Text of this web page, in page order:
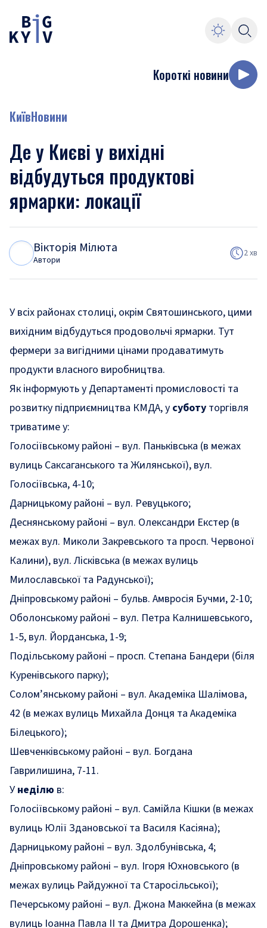
Короткі новини
КиївНовини
Де у Києві у вихідні
відбудуться продуктові
ярмарки: локації
Вікторія Мілюта
Автори
2 хв
У всіх районах столиці, окрім Святошинського, цими
вихідним відбудуться продовольчі ярмарки. Тут
фермери за вигідними цінами продаватимуть
продукти власного виробництва.
Як інформуютьу Департаменті промисловості та
розвитку підприємництва КМДА, у суботу торгівля
триватиме у:
Голосіївському районі – вул. Паньківська (в межах
вулиць Саксаганського та Жилянської), вул.
Голосіївська, 4-10;
Дарницькому районі – вул. Ревуцького;
Деснянському районі – вул. Олександри Екстер (в
межах вул. Миколи Закревського та просп. Червоної
Калини), вул. Лісківська (в межах вулиць
Милославської та Радунської);
Дніпровському районі – бульв. Амвросія Бучми, 2-10;
Оболонському районі – вул. Петра Калнишевського,
1-5, вул. Йорданська, 1-9;
Подільському районі – просп. Степана Бандери (біля
Куренівського парку);
Солом’янському районі – вул. Академіка Шалімова,
42 (в межах вулиць Михайла Донця та Академіка
Білецького);
Шевченківському районі – вул. Богдана
Гаврилишина, 7-11.
У неділю в:
Голосіївському районі – вул. Самійла Кішки (в межах
вулиць Юлії Здановської та Василя Касіяна);
Дарницькому районі – вул. Здолбунівська, 4;
Дніпровському районі – вул. Ігоря Юхновського (в
межах вулиць Райдужної та Старосільської);
Печерському районі – вул. Джона Маккейна (в межах
вулиць Іоанна Павла II та Дмитра Дорошенка);